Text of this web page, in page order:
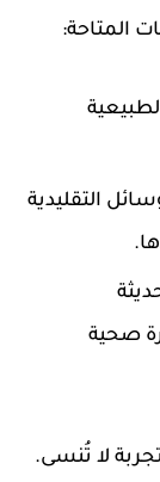
المتاحة:
التقليدية
صحية
لا تُنسى.